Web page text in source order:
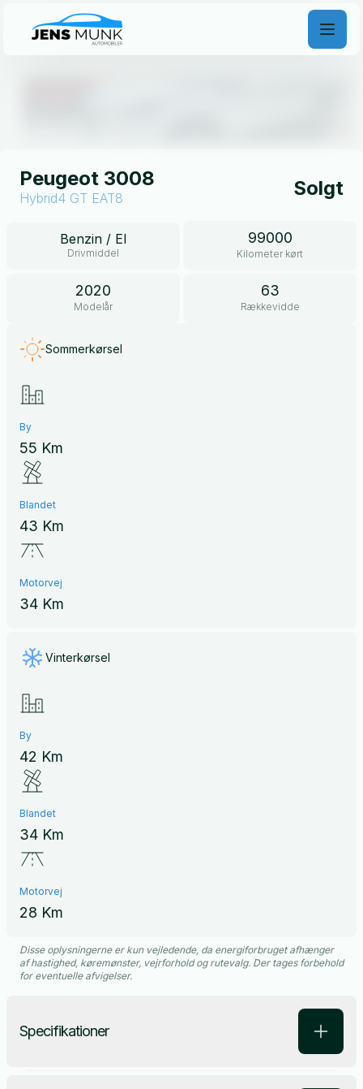
Peugeot 3008
Hybrid4 GT EAT8 Solgt
Benzin / El
Drivmiddel
99000
Kilometer kørt
2020
Modelår
63
Rækkevidde
Sommerkørsel
By
55 Km
Blandet
43 Km
Motorvej
34 Km
Vinterkørsel
By
42 Km
Blandet
34 Km
Motorvej
28 Km
Disse oplysningerne er kun vejledende, da energiforbruget afhænger
af hastighed, køremønster, vejrforhold og rutevalg. Der tages forbehold
for eventuelle afvigelser.
Specifikationer